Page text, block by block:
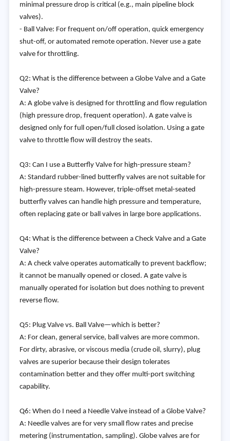
minimal pressure drop is critical (e.g., main pipeline block
valves).
- Ball Valve: For frequent on/off operation, quick emergency
shut-off, or automated remote operation. Never use a gate
valve for throttling.
Q2: What is the difference between a Globe Valve and a Gate
Valve?
A: A globe valve is designed for throttling and flow regulation
(high pressure drop, frequent operation). A gate valve is
designed only for full open/full closed isolation. Using a gate
valve to throttle flow will destroy the seats.
Q3: Can I use a Butterfly Valve for high-pressure steam?
A: Standard rubber-lined butterfly valves are not suitable for
high-pressure steam. However, triple-offset metal-seated
butterfly valves can handle high pressure and temperature,
often replacing gate or ball valves in large bore applications.
Q4: What is the difference between a Check Valve and a Gate
Valve?
A: A check valve operates automatically to prevent backflow;
it cannot be manually opened or closed. A gate valve is
manually operated for isolation but does nothing to prevent
reverse flow.
Q5: Plug Valve vs. Ball Valve—which is better?
A: For clean, general service, ball valves are more common.
For dirty, abrasive, or viscous media (crude oil, slurry), plug
valves are superior because their design tolerates
contamination better and they offer multi-port switching
capability.
Q6: When do I need a Needle Valve instead of a Globe Valve?
A: Needle valves are for very small flow rates and precise
metering (instrumentation, sampling). Globe valves are for